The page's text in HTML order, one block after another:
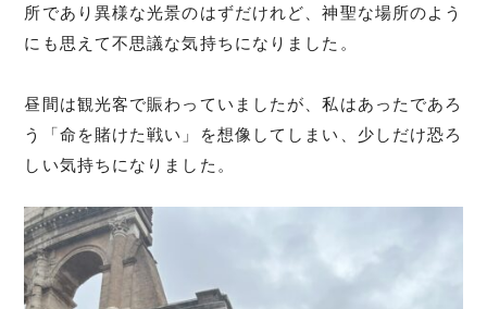
所であり異様な光景のはずだけれど、神聖な場所のよう
にも思えて不思議な気持ちになりました。
昼間は観光客で賑わっていましたが、私はあったであろ
う「命を賭けた戦い」を想像してしまい、少しだけ恐ろ
しい気持ちになりました。